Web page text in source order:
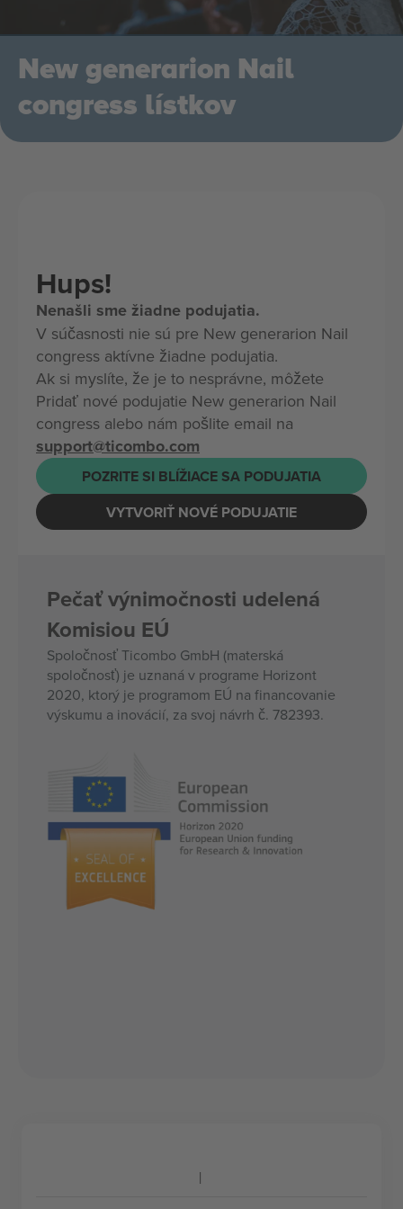
New generarion Nail
congress lístkov
Hups!
Nenašli sme žiadne podujatia.
V súčasnosti nie sú pre New generarion Nail
congress aktívne žiadne podujatia.
Ak si myslíte, že je to nesprávne, môžete
Pridať nové podujatie New generarion Nail
congress alebo nám pošlite email na
support@ticombo.com
POZRITE SI BLÍŽIACE SA PODUJATIA
VYTVORIŤ NOVÉ PODUJATIE
Pečať výnimočnosti udelená
Komisiou EÚ
Spoločnosť Ticombo GmbH (materská
spoločnosť) je uznaná v programe Horizont
2020, ktorý je programom EÚ na financovanie
výskumu a inovácií, za svoj návrh č. 782393.